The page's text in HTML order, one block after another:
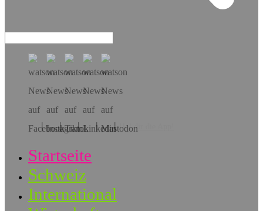
Hol dir die App!
Startseite
Schweiz
International